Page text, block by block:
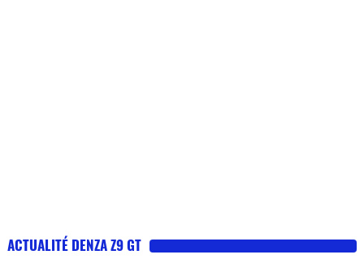
ACTUALITÉ DENZA Z9 GT